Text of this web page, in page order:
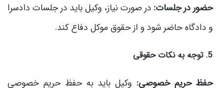
حضور در جلسات: در صورت نیاز، وکیل باید در جلسات دادسرا
و دادگاه حاضر شود و از حقوق موکل دفاع کند.
5. توجه به نکات حقوقی
حفظ حریم خصوصی: وکیل باید به حفظ حریم خصوصی